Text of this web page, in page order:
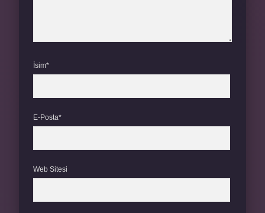
İsim*
E-Posta*
Web Sitesi